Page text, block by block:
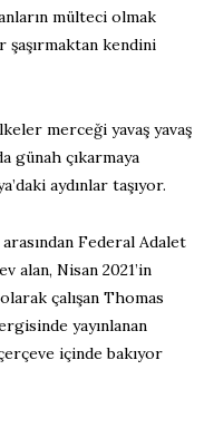
mülteci olmak
şaşırmaktan kendini
merceği yavaş yavaş
günah çıkarmaya
aydınlar taşıyor.
Federal Adalet
alan, Nisan 2021’in
çalışan Thomas
yayınlanan
içinde bakıyor